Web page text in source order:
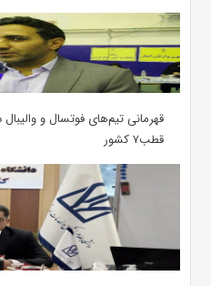
قهرمانی تیم‌های فوتسال و
قطب۷ کشور